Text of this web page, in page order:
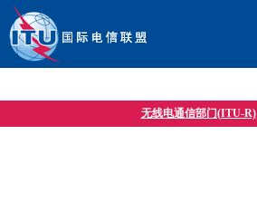
无线电通信部门(ITU-R)